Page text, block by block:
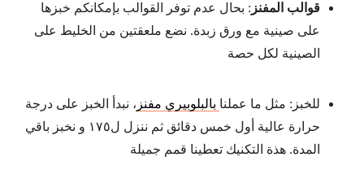
قوالب المفنز : بحال عدم توفر القوالب بإمكانكم خبزها
على صينية مع ورق زبدة. نضع ملعقتين من الخليط على
الصينية لكل حصة
للخبز: مثل ما عملنا بالبلوبيري مفنز ، نبدأ الخبز على درجة
حرارة عالية أول خمس دقائق ثم ننزل ل١٧٥ و نخبز باقي
المدة. هذة التكنيك تعطينا قمم جميلة